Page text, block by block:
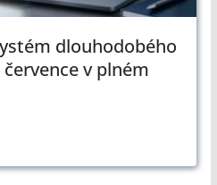
dlouhodobého
července v plném